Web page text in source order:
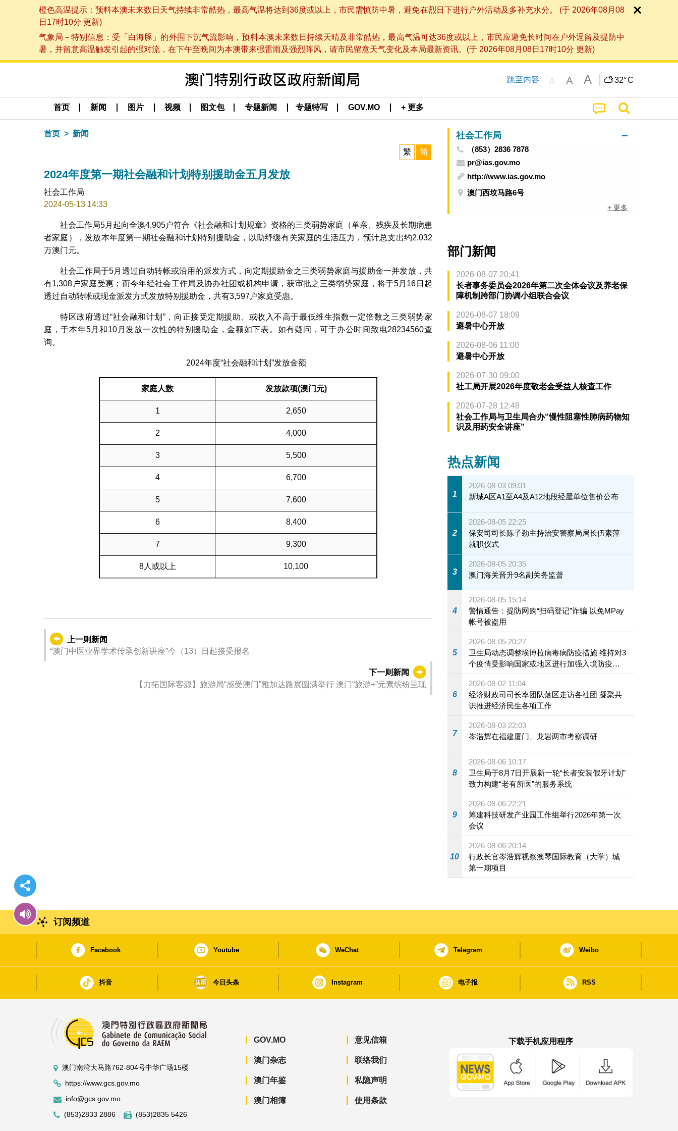
橙色高温提示：预料本澳未来数日天气持续非常酷热，最高气温将达到36度或以上，市民需慎防中暑，避免在烈日下进行户外活动及多补充水分。 (于 2026年08月08
日17时10分 更新)
气象局－特别信息：受「白海豚」的外围下沉气流影响，预料本澳未来数日持续天晴及非常酷热，最高气温可达36度或以上，市民应避免长时间在户外逗留及提防中
暑，并留意高温触发引起的强对流，在下午至晚间为本澳带来强雷雨及强烈阵风，请市民留意天气变化及本局最新资讯。(于 2026年08月08日17时10分 更新)
跳至内容 A A A 32°C
首页 新闻 图片 视频 图文包 专题新闻 专题特写 GOV.MO + 更多
首页 新闻
繁 简
2024年度第一期社会融和计划特别援助金五月发放
社会工作局
2024-05-13 14:33
社会工作局5月起向全澳4,905户符合《社会融和计划规章》资格的三类弱势家庭（单亲、残疾及长期病患
者家庭），发放本年度第一期社会融和计划特别援助金，以助纾缓有关家庭的生活压力，预计总支出约2,032
万澳门元。
社会工作局于5月透过自动转帐或沿用的派发方式，向定期援助金之三类弱势家庭与援助金一并发放，共
有1,308户家庭受惠；而今年经社会工作局及协办社团或机构申请，获审批之三类弱势家庭，将于5月16日起
透过自动转帐或现金派发方式发放特别援助金，共有3,597户家庭受惠。
特区政府透过“社会融和计划”，向正接受定期援助、或收入不高于最低维生指数一定倍数之三类弱势家
庭，于本年5月和10月发放一次性的特别援助金，金额如下表。如有疑问，可于办公时间致电28234560查
询。
2024年度“社会融和计划”发放金额
家庭人数 发放款项(澳门元)
1 2,650
2 4,000
3 5,500
4 6,700
5 7,600
6 8,400
7 9,300
8人或以上 10,100
上一则新闻
“澳门中医业界学术传承创新讲座”今（13）日起接受报名
下一则新闻
【力拓国际客源】旅游局“感受澳门”雅加达路展圆满举行 澳门“旅游+”元素缤纷呈现
社会工作局
（853）2836 7878
pr@ias.gov.mo
http://www.ias.gov.mo
澳门西坟马路6号
+ 更多
部门新闻
2026-08-07 20:41
长者事务委员会2026年第二次全体会议及养老保
障机制跨部门协调小组联合会议
2026-08-07 18:09
避暑中心开放
2026-08-06 11:00
避暑中心开放
2026-07-30 09:00
社工局开展2026年度敬老金受益人核查工作
2026-07-28 12:48
社会工作局与卫生局合办“慢性阻塞性肺病药物知
识及用药安全讲座”
热点新闻
1
2026-08-03 09:01
新城A区A1至A4及A12地段经屋单位售价公布
2
2026-08-05 22:25
保安司司长陈子劲主持治安警察局局长伍素萍
就职仪式
3
2026-08-05 20:35
澳门海关晋升9名副关务监督
4
2026-08-05 15:14
警情通告：提防网购“扫码登记”诈骗 以免MPay
帐号被盗用
5
2026-08-05 20:27
卫生局动态调整埃博拉病毒病防疫措施 维持对3
个疫情受影响国家或地区进行加强入境防疫措
施
6
2026-08-02 11:04
经济财政司司长率团队落区走访各社团 凝聚共
识推进经济民生各项工作
7
2026-08-03 22:03
岑浩辉在福建厦门、龙岩两市考察调研
8
2026-08-06 10:17
卫生局于8月7日开展新一轮“长者安装假牙计划”
致力构建“老有所医”的服务系统
9
2026-08-06 22:21
筹建科技研发产业园工作组举行2026年第一次
会议
10
2026-08-06 20:14
行政长官岑浩辉视察澳琴国际教育（大学）城
第一期项目
订阅频道
Facebook Youtube WeChat Telegram Weibo
抖音 今日头条 Instagram 电子报 RSS
澳门南湾大马路762-804号中华广场15楼
https://www.gcs.gov.mo
info@gcs.gov.mo
(853)2833 2886
(853)2835 5426
GOV.MO
澳门杂志
澳门年鉴
澳门相簿
意见信箱
联络我们
私隐声明
使用条款
下载手机应用程序